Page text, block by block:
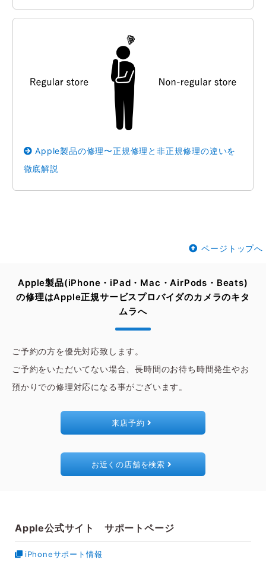
Apple製品の修理〜正規修理と非正規修理の違いを
徹底解説
ページトップへ
Apple製品(iPhone・iPad・Mac・AirPods・Beats)
の修理はApple正規サービスプロバイダのカメラのキタ
ムラへ
ご予約の方を優先対応致します。
ご予約をいただいてない場合、長時間のお待ち時間発生やお
預かりでの修理対応になる事がございます。
来店予約
お近くの店舗を検索
Apple公式サイト サポートページ
iPhoneサポート情報